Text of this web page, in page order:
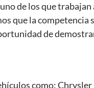
de los que
que la
de
como: